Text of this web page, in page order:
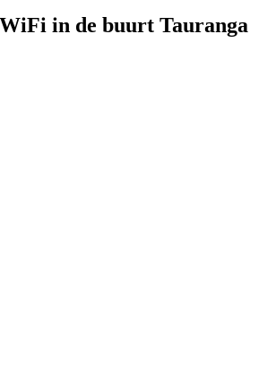
in de buurt Tauranga